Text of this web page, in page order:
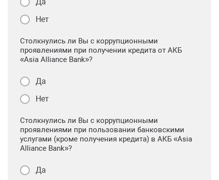
Да
Нет
Столкнулись ли Вы с коррупционными
проявлениями при получении кредита от АКБ
«Asia Alliance Bank»?
Да
Нет
Столкнулись ли Вы с коррупционными
проявлениями при пользовании банковскими
услугами (кроме получения кредита) в АКБ «Asia
Alliance Bank»?
Да